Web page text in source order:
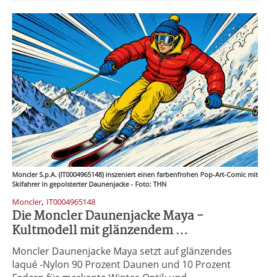
Moncler S.p.A. (IT0004965148) inszeniert einen farbenfrohen Pop-Art-Comic mit
Skifahrer in gepolsterter Daunenjacke - Foto: THN
Moncler, IT0004965148
Die Moncler Daunenjacke Maya -
Kultmodell mit glänzendem ...
Moncler Daunenjacke Maya setzt auf glänzendes
laqué -Nylon 90 Prozent Daunen und 10 Prozent